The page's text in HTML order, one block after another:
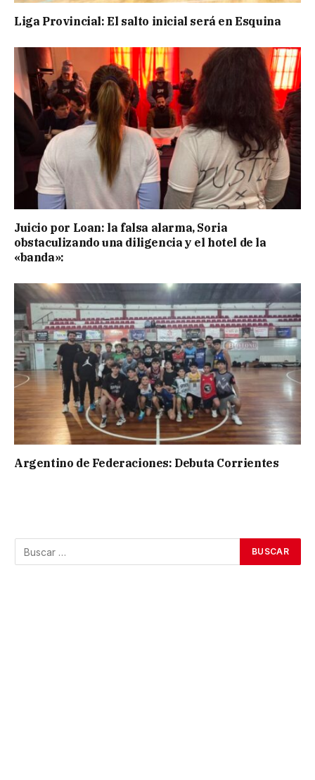
Liga Provincial: El salto inicial será en Esquina
Juicio por Loan: la falsa alarma, Soria
obstaculizando una diligencia y el hotel de la
«banda»:
Argentino de Federaciones: Debuta Corrientes